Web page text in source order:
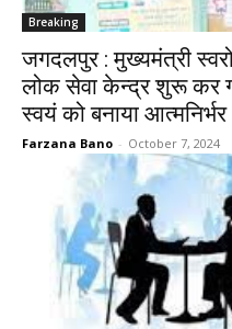
Breaking
जगदलपुर : मुख्यमंत्री
लोक सेवा केन्द्र शुरू कर
स्वयं को बनाया आत्मनिर्भर
Farzana Bano - October 7, 2024